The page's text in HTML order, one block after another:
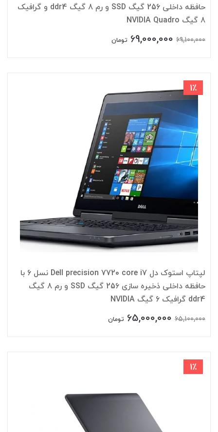
حافظه داخلی 256 گیگ SSD و رم 8 گیگ ddr4 و گرافیک
8 گیگ NVIDIA Quadro
69,100,000
69,000,000 تومان
1٪
لپتاپ استوک دل Dell precision 7720 core i7 نسل 6 با
حافظه داخلی ذخیره سازی 256 گیگ SSD و رم 8 گیگ
ddr4 گرافیک 6 گیگ NVIDIA
65,100,000
65,000,000 تومان
1٪